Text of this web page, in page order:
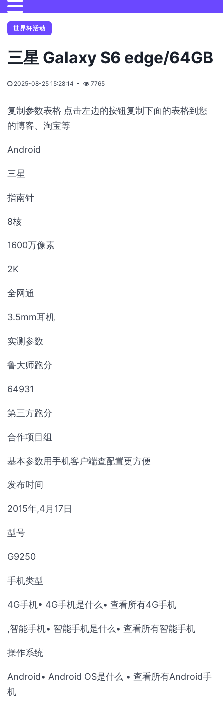
世界杯活动
三星 Galaxy S6 edge/64GB
2025-08-25 15:28:14 7765
复制参数表格 点击左边的按钮复制下面的表格到您
的博客、淘宝等
Android
三星
指南针
8核
1600万像素
2K
全网通
3.5mm耳机
实测参数
鲁大师跑分
64931
第三方跑分
合作项目组
基本参数用手机客户端查配置更方便
发布时间
2015年,4月17日
型号
G9250
手机类型
4G手机• 4G手机是什么• 查看所有4G手机
,智能手机• 智能手机是什么• 查看所有智能手机
操作系统
Android• Android OS是什么 • 查看所有Android手
机